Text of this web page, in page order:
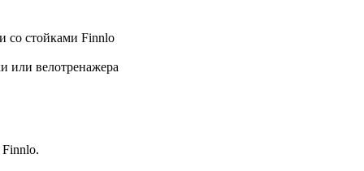
со стойками Finnlo
или велотренажера